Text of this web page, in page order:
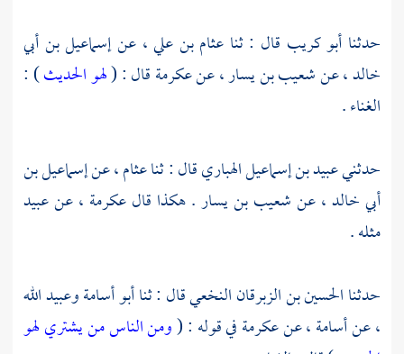
حدثنا أبو كريب قال : ثنا عثام بن علي ، عنإسماعيل بن أبي
خالد ،عنشعيب بن يسار ،عنعكرمةقال : (لهو الحديث) :
الغناء .
حدثنيعبيد بن إسماعيل الهباريقال : ثناعثام ،عنإسماعيل بن
أبي خالد ،عنشعيب بن يسار. هكذا قالعكرمة ،عنعبيد
مثله .
حدثناالحسين بن الزبرقان النخعيقال : ثناأبو أسامةوعبيد الله
،عنأسامة ،عنعكرمةفي قوله : (ومن الناس من يشتري لهو